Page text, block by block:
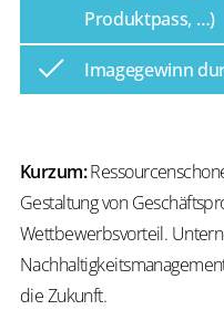
Produktpass, …)
Imagegewinn
Kurzum:
Gestaltung von
Wettbewerbsvorteil.
die Zukunft.